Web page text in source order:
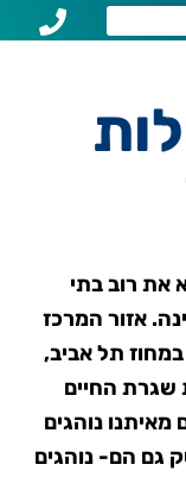
את רוב בתי
אזור המרכז
תל אביב,
שגרת החיים
מאיתנו נוהגים
גם הם- נוהגים